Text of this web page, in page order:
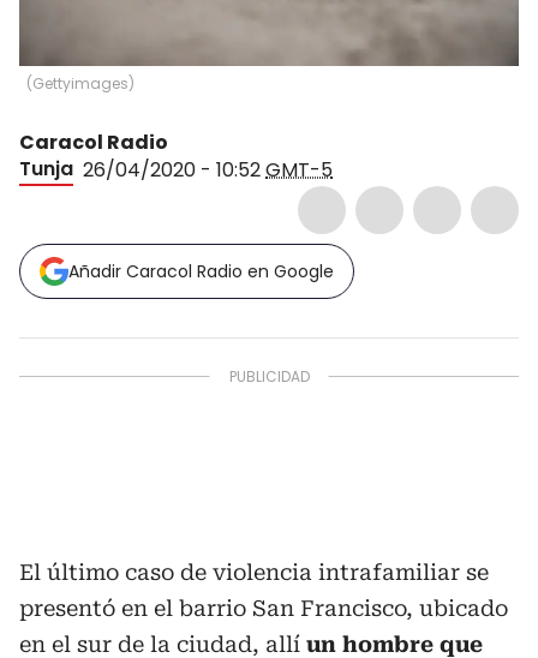
(Gettyimages)
Caracol Radio
Tunja 26/04/2020 - 10:52GMT-5
Añadir Caracol Radio en Google
El último caso de violencia intrafamiliar se
presentó en el barrio San Francisco, ubicado
en el sur de la ciudad, allí un hombre que